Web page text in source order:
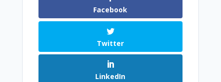
Facebook
Twitter
LinkedIn